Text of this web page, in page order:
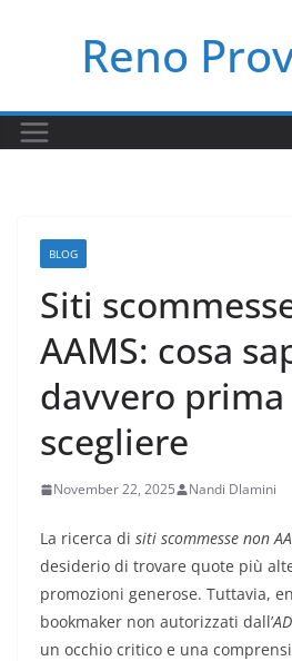
Reno
BLOG
Siti
AAMS: cosa
davvero prima
scegliere
November 22, 2025 Nandi Dlamini
La ricerca di siti scommesse non
desiderio di trovare quote più
promozioni generose. Tuttavia,
bookmaker non autorizzati dall’
un occhio critico e una